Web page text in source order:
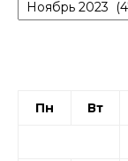
Пн Вт